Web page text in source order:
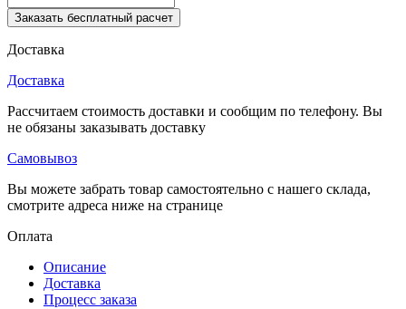
Заказать бесплатный расчет
Доставка
Доставка
Рассчитаем стоимость доставки и сообщим по телефону. Вы
не обязаны заказывать доставку
Самовывоз
Вы можете забрать товар самостоятельно с нашего склада,
смотрите адреса ниже на странице
Оплата
Описание
Доставка
Процесс заказа